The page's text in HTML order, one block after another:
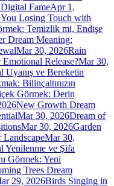
FameApr 1,
Losing Touch with
Temizlik mi, Endişe
Dream Meaning:
Mar 30, 2026Rain
Release?Mar 30,
Uyanış ve Bereketin
Bilinçaltınızın
Görmek: Derin
New Growth Dream
Mar 30, 2026Dream of
Mar 30, 2026Garden
Mar 30,
Yenilenme ve Şifa
Görmek: Yeni
Trees Dream
29, 2026Birds Singing in